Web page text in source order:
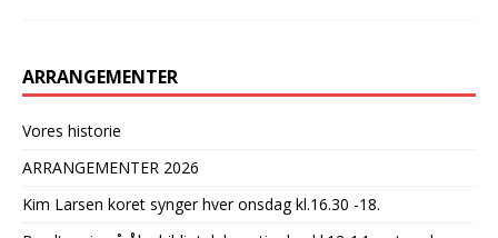
ARRANGEMENTER
Vores historie
ARRANGEMENTER 2026
Kim Larsen koret synger hver onsdag kl.16.30 -18.